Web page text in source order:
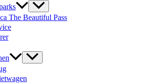
The Beautiful Pass